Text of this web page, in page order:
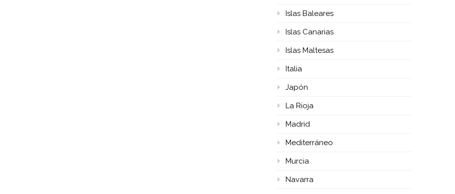
Islas Baleares
Islas Canarias
Islas Maltesas
Italia
Japón
La Rioja
Madrid
Mediterráneo
Murcia
Navarra